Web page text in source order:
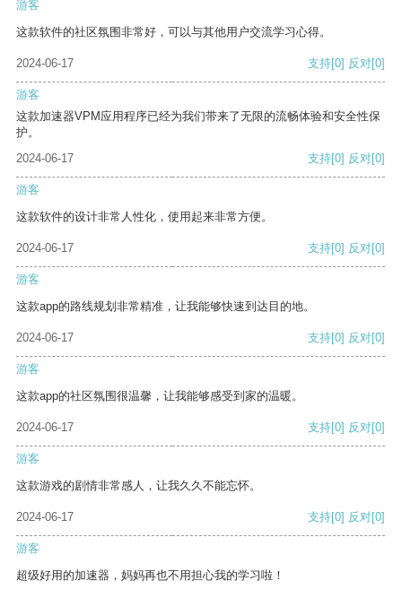
游客
这款软件的社区氛围非常好，可以与其他用户交流学习心得。
2024-06-17 支持[0] 反对[0]
游客
这款加速器VPM应用程序已经为我们带来了无限的流畅体验和安全性保
护。
2024-06-17
支持[0] 反对[0]
游客
这款软件的设计非常人性化，使用起来非常方便。
2024-06-17 支持[0] 反对[0]
游客
这款app的路线规划非常精准，让我能够快速到达目的地。
2024-06-17 支持[0] 反对[0]
游客
这款app的社区氛围很温馨，让我能够感受到家的温暖。
2024-06-17 支持[0] 反对[0]
游客
这款游戏的剧情非常感人，让我久久不能忘怀。
2024-06-17 支持[0] 反对[0]
游客
超级好用的加速器，妈妈再也不用担心我的学习啦！